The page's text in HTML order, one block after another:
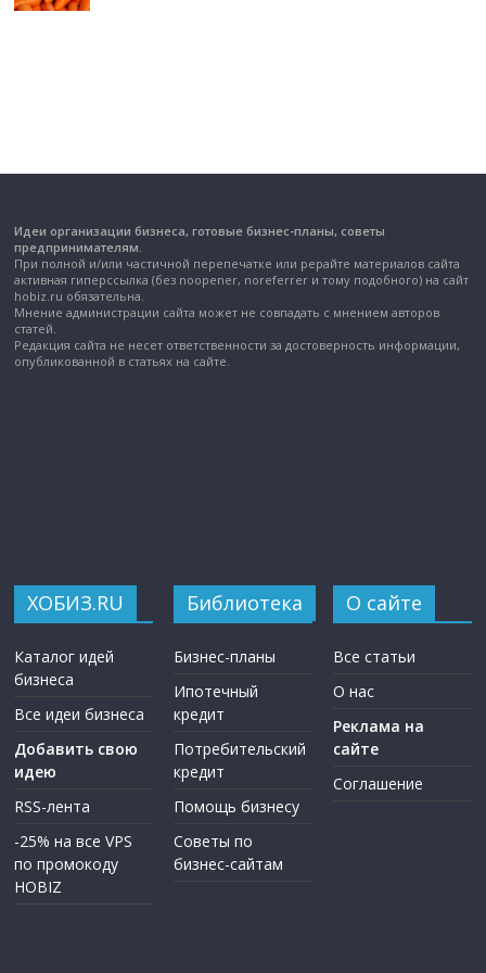
Идеи организации бизнеса, готовые бизнес-планы, советы
предпринимателям.
При полной и/или частичной перепечатке или рерайте материалов сайта
активная гиперссылка (без noopener, noreferrer и тому подобного) на сайт
hobiz.ru обязательна.
Мнение администрации сайта может не совпадать с мнением авторов
статей.
Редакция сайта не несет ответственности за достоверность информации,
опубликованной в статьях на сайте.
ХОБИЗ.RU
Каталог идей
бизнеса
Все идеи бизнеса
Добавить свою
идею
RSS-лента
-25% на все VPS
по промокоду
HOBIZ
Библиотека
Бизнес-планы
Ипотечный
кредит
Потребительский
кредит
Помощь бизнесу
Советы по
бизнес-сайтам
О сайте
Все статьи
О нас
Реклама на
сайте
Соглашение